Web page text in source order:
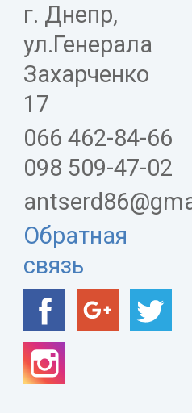
г. Днепр,
ул.Генерала
Захарченко
17
066 462-84-66
098 509-47-02
Обратная
связь